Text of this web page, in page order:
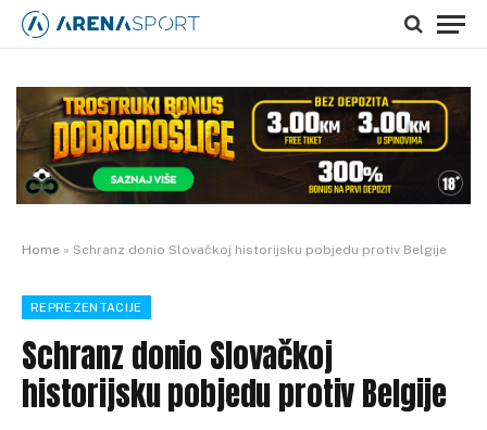
Home » Schranz donio Slovačkoj historijsku pobjedu protiv Belgije
REPREZENTACIJE
Schranz donio Slovačkoj
historijsku pobjedu protiv Belgije